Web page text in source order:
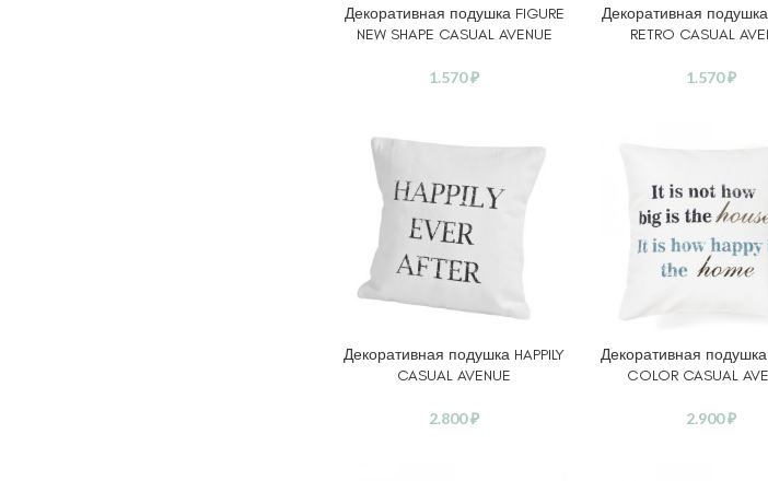
В КОРЗИНУ
Декоративная подушка FIGURE
NEW SHAPE CASUAL AVENUE
1.570₽
В КОРЗИНУ
Декоративная подушка
RETRO CASUAL
1.570₽
В КОРЗИНУ
Декоративная подушка HAPPILY
CASUAL AVENUE
2.800₽
В КОРЗИНУ
Декоративная подушка
COLOR CASUAL
2.900₽